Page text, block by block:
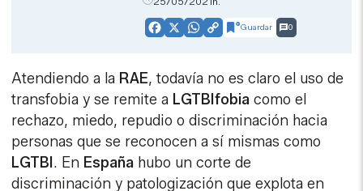
Facebook
X WhatsApp
CopyGuardar 0
Atendiendo a la RAE, todavía no es claro el uso de
transfobia y se remite a LGTBIfobia como el
rechazo, miedo, repudio o discriminación hacia
personas que se reconocen a sí mismas como
LGTBI . En España hubo un corte de
discriminación y patologización que explota en